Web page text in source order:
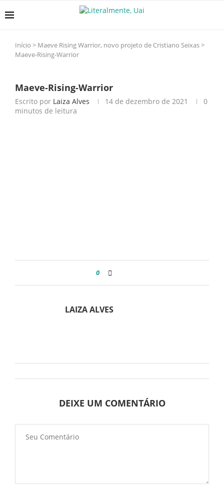
Início > Maeve Rising Warrior, novo projeto de Cristiano Seixas>
Maeve-Rising-Warrior
Maeve-Rising-Warrior
Escrito por Laiza Alves 14 de dezembro de 2021
0
minutos de leitura
0
LAIZA ALVES
DEIXE UM COMENTÁRIO